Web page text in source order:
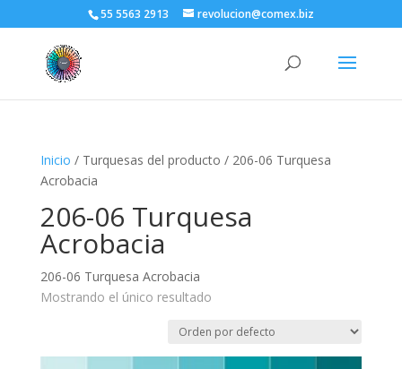
55 5563 2913 revolucion@comex.biz
Inicio / Turquesas del producto / 206-06 Turquesa
Acrobacia
206-06 Turquesa
Acrobacia
206-06 Turquesa Acrobacia
Mostrando el único resultado